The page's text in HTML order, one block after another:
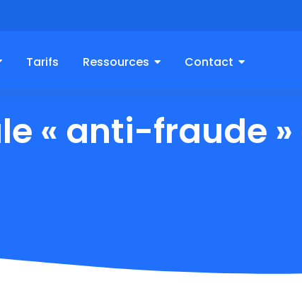
Tarifs Ressources Contact
« anti-fraude